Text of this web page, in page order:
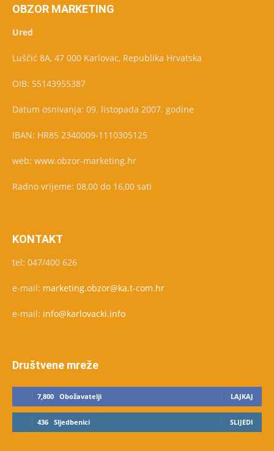
OBZOR MARKETING
Ured
Luščić 8A, 47 000 Karlovac, Republika Hrvatska
OIB: 55143955387
Datum osnivanja: 09. listopada 2007. godine
IBAN: HR85 2340009-1110305125
web: www.obzor-marketing.hr
Radno vrijeme: 08,00 do 16,00 sati
KONTAKT
tel: 047/400 626
e-mail: marketing.obzor@ka.t-com.hr
e-mail: info@karlovacki.info
Društvene mreže
7,800 Obožavatelji LAJKAJ
436 Sljedbenici SLIJEDI